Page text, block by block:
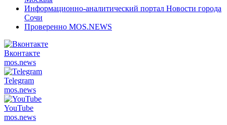
Информационно-аналитический портал Новости города
Сочи
Проверенно MOS.NEWS
Вконтакте
mos.news
Telegram
mos.news
YouTube
mos.news